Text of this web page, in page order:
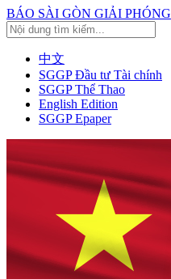
BÁO SÀI GÒN GIẢI PHÓNG
中文
SGGP Đầu tư Tài chính
SGGP Thể Thao
English Edition
SGGP Epaper